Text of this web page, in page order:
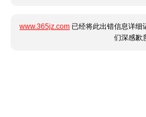
www.365jz.com 已经将此出错信息详细
们深感歉